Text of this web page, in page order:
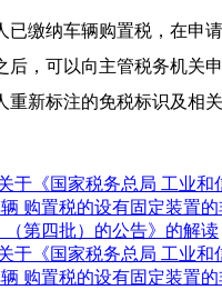
已缴纳车辆购置税，在申
后，可以向主管税务机关
重新标注的免税标识及相
于《国家税务总局 工业和
辆 购置税的设有固定装置
（第四批）的公告》的解读
于《国家税务总局 工业和
辆 购置税的设有固定装置